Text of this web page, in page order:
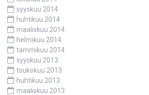
syyskuu 2014
huhtikuu 2014
maaliskuu 2014
helmikuu 2014
tammikuu 2014
syyskuu 2013
toukokuu 2013
huhtikuu 2013
maaliskuu 2013